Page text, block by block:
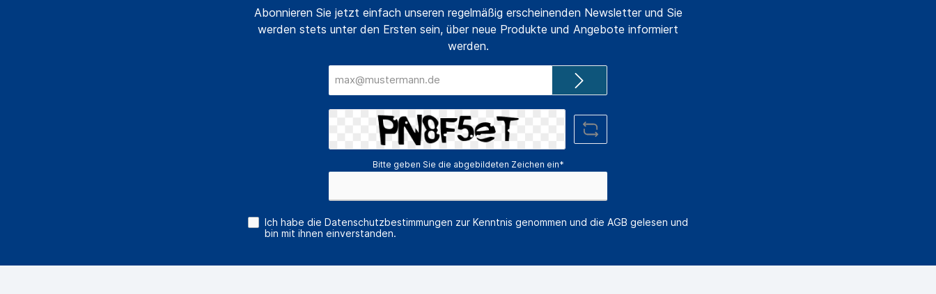
Abonnieren Sie jetzt einfach unseren regelmäßig erscheinenden Newsletter und Sie
werden stets unter den Ersten sein, über neue Produkte und Angebote informiert
werden.
Adresse*
Bitte geben Sie die abgebildeten Zeichen ein*
Ich habe die Datenschutzbestimmungen zur Kenntnis genommen und die AGB gelesen und
bin mit ihnen einverstanden.